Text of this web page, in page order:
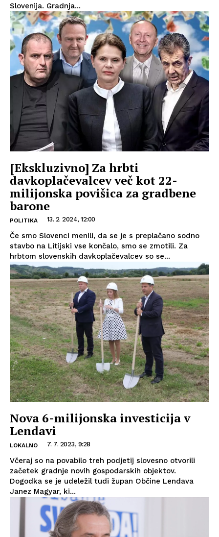
Slovenija. Gradnja...
[Ekskluzivno] Za hrbti
davkoplačevalcev več kot 22-
milijonska povišica za gradbene
barone
POLITIKA 13. 2. 2024, 12:00
Če smo Slovenci menili, da se je s preplačano sodno
stavbo na Litijski vse končalo, smo se zmotili. Za
hrbtom slovenskih davkoplačevalcev so se...
Nova 6-milijonska investicija v
Lendavi
LOKALNO 7. 7. 2023, 9:28
Včeraj so na povabilo treh podjetij slovesno otvorili
začetek gradnje novih gospodarskih objektov.
Dogodka se je udeležil tudi župan Občine Lendava
Janez Magyar, ki...